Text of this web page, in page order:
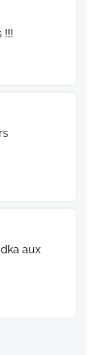
!!!
aux